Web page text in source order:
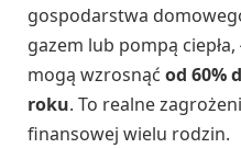
gospodarstwa
gazem lub pompą
mogą wzrosnąć od 60%
roku. To realne
finansowej wielu rodzin.